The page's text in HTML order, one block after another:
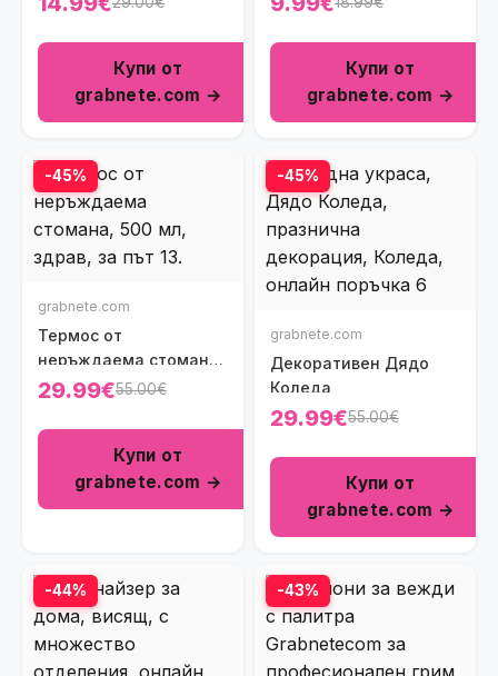
Купи от
grabnete.com →
Купи от
grabnete.com →
-45%
grabnete.com
Термос от
неръждаема стомана
- 500мл
29.99€55.00€
Купи от
grabnete.com →
-45%
grabnete.com
Декоративен Дядо
Коледа
29.99€55.00€
Купи от
grabnete.com →
-44% -43%